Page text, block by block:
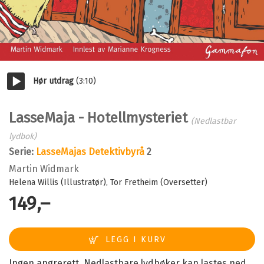
Hør utdrag (3:10)
LasseMaja - Hotellmysteriet (Nedlastbar
lydbok)
Serie: LasseMajas Detektivbyrå 2
Martin Widmark
Helena Willis (Illustratør) Tor Fretheim (Oversetter)
149,–